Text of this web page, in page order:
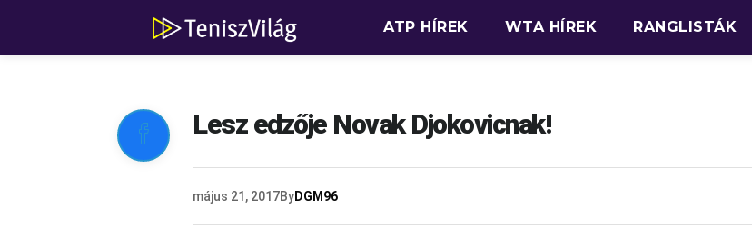
ATP HÍREK WTA HÍREK RANGLISTÁK
 Lesz edzője Novak Djokovicnak!
május 21, 2017ByDGM96